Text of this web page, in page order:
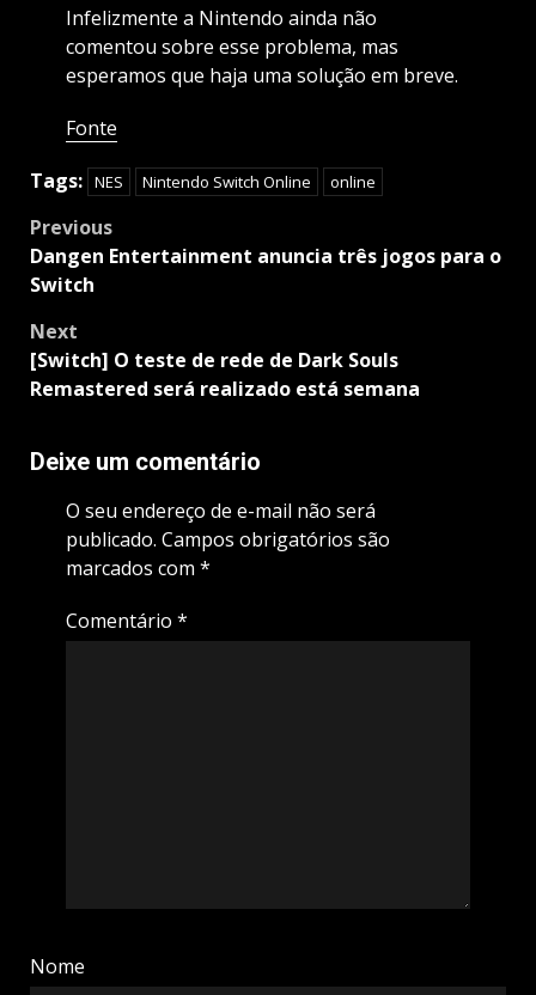
Infelizmente a Nintendo ainda não
comentou sobre esse problema, mas
esperamos que haja uma solução em breve.
Fonte
Tags: NES Nintendo Switch Online online
Post
navigation
Previous
Dangen Entertainment anuncia três jogos para o
Switch
Next
[Switch] O teste de rede de Dark Souls
Remastered será realizado está semana
Deixe um comentário
O seu endereço de e-mail não será
publicado. Campos obrigatórios são
marcados com *
Comentário *
Nome